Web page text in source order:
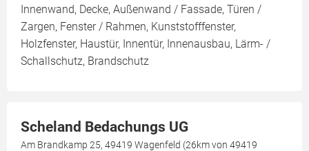
Innenwand, Decke, Außenwand / Fassade, Türen /
Zargen, Fenster / Rahmen, Kunststofffenster,
Holzfenster, Haustür, Innentür, Innenausbau, Lärm- /
Schallschutz, Brandschutz
Scheland Bedachungs UG
Am Brandkamp 25, 49419 Wagenfeld (26km von 49419